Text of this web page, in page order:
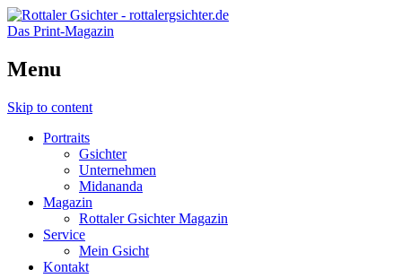
Das Print-Magazin
Menu
Skip to content
Portraits
Gsichter
Unternehmen
Midananda
Magazin
Rottaler Gsichter Magazin
Service
Mein Gsicht
Kontakt